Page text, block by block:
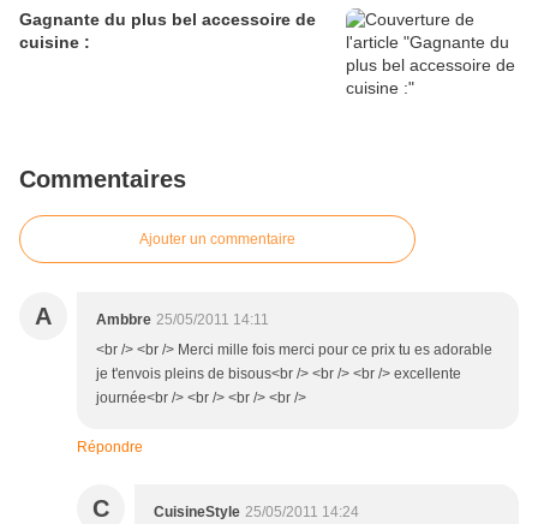
Gagnante du plus bel accessoire de
cuisine :
Commentaires
Ajouter un commentaire
A Ambbre 25/05/2011 14:11
<br /> <br /> Merci mille fois merci pour ce prix tu es adorable
je t'envois pleins de bisous<br /> <br /> <br /> excellente
journée<br /> <br /> <br /> <br />
Répondre
C CuisineStyle 25/05/2011 14:24